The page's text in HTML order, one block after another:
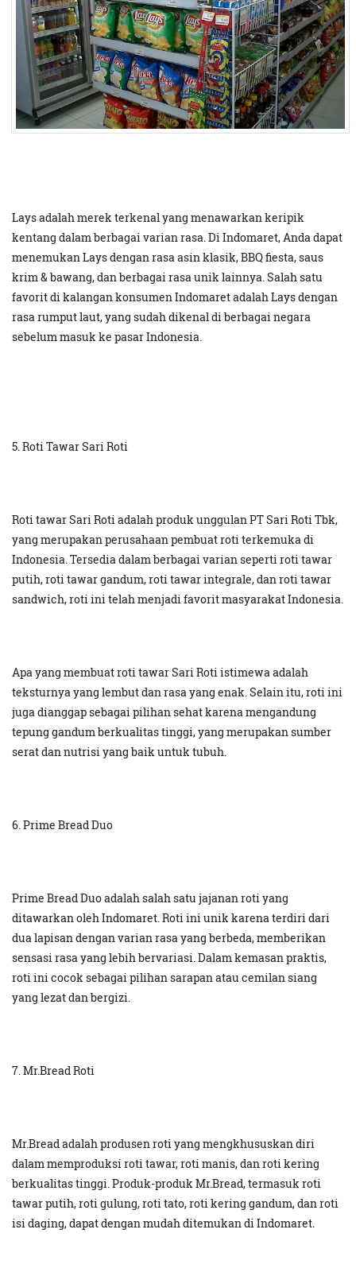
Lays adalah merek terkenal yang menawarkan keripik
kentang dalam berbagai varian rasa. Di Indomaret, Anda dapat
menemukan Lays dengan rasa asin klasik, BBQ fiesta, saus
krim & bawang, dan berbagai rasa unik lainnya. Salah satu
favorit di kalangan konsumen Indomaret adalah Lays dengan
rasa rumput laut, yang sudah dikenal di berbagai negara
sebelum masuk ke pasar Indonesia.
5. Roti Tawar Sari Roti
Roti tawar Sari Roti adalah produk unggulan PT Sari Roti Tbk,
yang merupakan perusahaan pembuat roti terkemuka di
Indonesia. Tersedia dalam berbagai varian seperti roti tawar
putih, roti tawar gandum, roti tawar integrale, dan roti tawar
sandwich, roti ini telah menjadi favorit masyarakat Indonesia.
Apa yang membuat roti tawar Sari Roti istimewa adalah
teksturnya yang lembut dan rasa yang enak. Selain itu, roti ini
juga dianggap sebagai pilihan sehat karena mengandung
tepung gandum berkualitas tinggi, yang merupakan sumber
serat dan nutrisi yang baik untuk tubuh.
6. Prime Bread Duo
Prime Bread Duo adalah salah satu jajanan roti yang
ditawarkan oleh Indomaret. Roti ini unik karena terdiri dari
dua lapisan dengan varian rasa yang berbeda, memberikan
sensasi rasa yang lebih bervariasi. Dalam kemasan praktis,
roti ini cocok sebagai pilihan sarapan atau cemilan siang
yang lezat dan bergizi.
7. Mr.Bread Roti
Mr.Bread adalah produsen roti yang mengkhususkan diri
dalam memproduksi roti tawar, roti manis, dan roti kering
berkualitas tinggi. Produk-produk Mr.Bread, termasuk roti
tawar putih, roti gulung, roti tato, roti kering gandum, dan roti
isi daging, dapat dengan mudah ditemukan di Indomaret.